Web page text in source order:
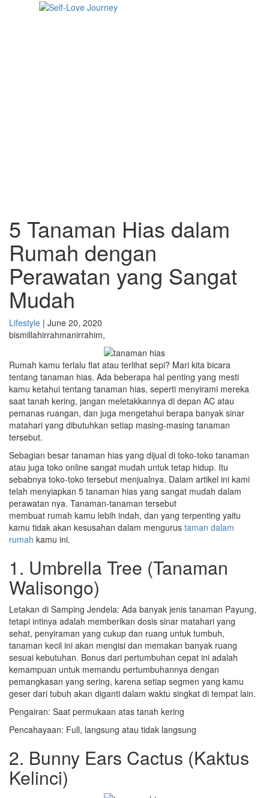
5 Tanaman Hias dalam
Rumah dengan
Perawatan yang Sangat
Mudah
Lifestyle | June 20, 2020
bismillahirrahmanirrahim,
Rumah kamu terlalu flat atau terlihat sepi? Mari kita bicara
tentang tanaman hias. Ada beberapa hal penting yang mesti
kamu ketahui tentang tanaman hias, seperti menyirami mereka
saat tanah kering, jangan meletakkannya di depan AC atau
pemanas ruangan, dan juga mengetahui berapa banyak sinar
matahari yang dibutuhkan setiap masing-masing tanaman
tersebut.
Sebagian besar tanaman hias yang dijual di toko-toko tanaman
atau juga toko online sangat mudah untuk tetap hidup. Itu
sebabnya toko-toko tersebut menjualnya. Dalam artikel ini kami
telah menyiapkan 5 tanaman hias yang sangat mudah dalam
perawatan nya. Tanaman-tanaman tersebut
membuat rumah kamu lebih indah, dan yang terpenting yaitu
kamu tidak akan kesusahan dalam mengurus taman dalam
rumah kamu ini.
1. Umbrella Tree (Tanaman
Walisongo)
Letakan di Samping Jendela: Ada banyak jenis tanaman Payung,
tetapi intinya adalah memberikan dosis sinar matahari yang
sehat, penyiraman yang cukup dan ruang untuk tumbuh,
tanaman kecil ini akan mengisi dan memakan banyak ruang
sesuai kebutuhan. Bonus dari pertumbuhan cepat ini adalah
kemampuan untuk memandu pertumbuhannya dengan
pemangkasan yang sering, karena setiap segmen yang kamu
geser dari tubuh akan diganti dalam waktu singkat di tempat lain.
Pengairan: Saat permukaan atas tanah kering
Pencahayaan: Full, langsung atau tidak langsung
2. Bunny Ears Cactus (Kaktus
Kelinci)